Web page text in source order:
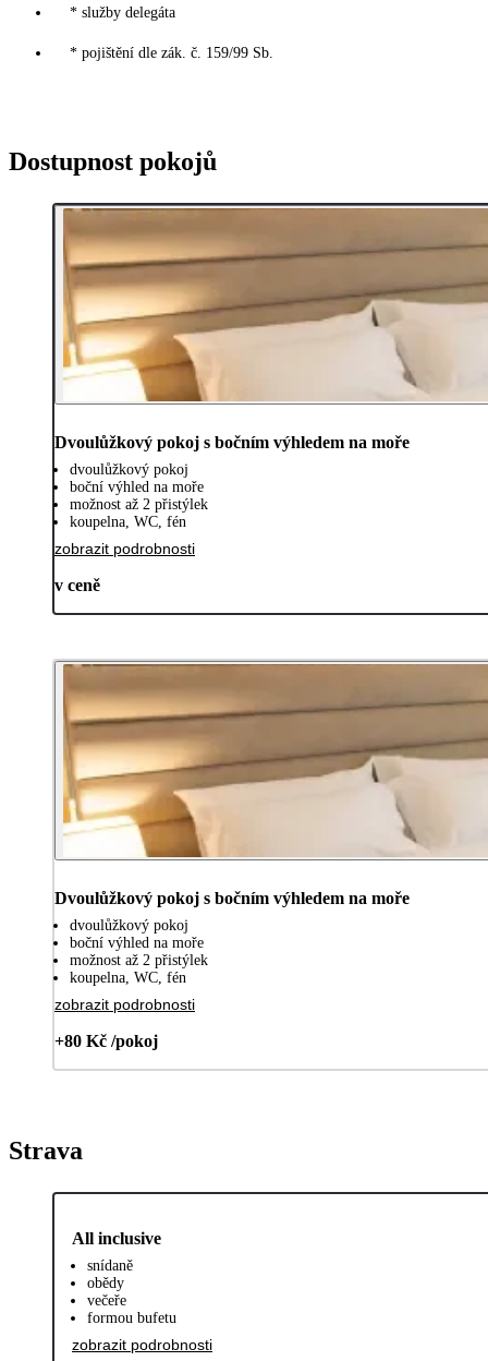
* služby delegáta
* pojištění dle zák. č. 159/99 Sb.
Dostupnost pokojů
Dvoulůžkový pokoj s bočním výhledem na moře
dvoulůžkový pokoj
boční výhled na moře
možnost až 2 přistýlek
koupelna, WC, fén
zobrazit podrobnosti
v ceně
Dvoulůžkový pokoj s bočním výhledem na moře
dvoulůžkový pokoj
boční výhled na moře
možnost až 2 přistýlek
koupelna, WC, fén
zobrazit podrobnosti
+80 Kč /pokoj
Strava
All inclusive
snídaně
obědy
večeře
formou bufetu
zobrazit podrobnosti